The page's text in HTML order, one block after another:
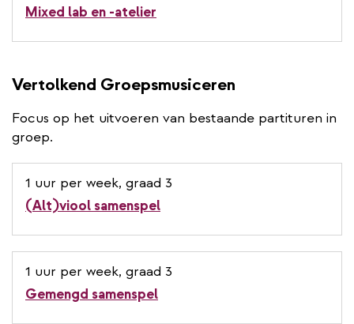
Mixed lab en -atelier
Vertolkend Groepsmusiceren
Focus op het uitvoeren van bestaande partituren in
groep.
1 uur per week, graad 3
(Alt)viool samenspel
1 uur per week, graad 3
Gemengd samenspel